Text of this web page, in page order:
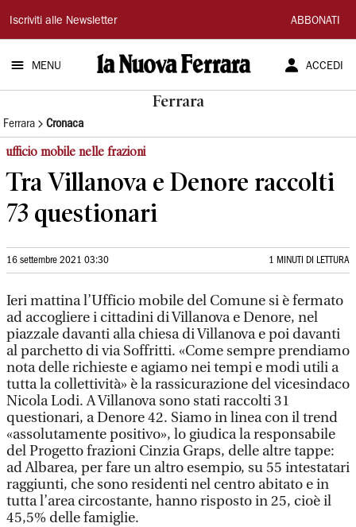
La
Nuova
Ferrara
Iscriviti alle Newsletter ABBONATI
MENU ACCEDI
Ferrara
Ferrara Cronaca
ufficio mobile nelle frazioni
Tra Villanova e Denore raccolti
73 questionari
16 settembre 2021 03:30 1 MINUTI DI LETTURA
Ieri mattina l’Ufficio mobile del Comune si è fermato
ad accogliere i cittadini di Villanova e Denore, nel
piazzale davanti alla chiesa di Villanova e poi davanti
al parchetto di via Soffritti. «Come sempre prendiamo
nota delle richieste e agiamo nei tempi e modi utili a
tutta la collettività» è la rassicurazione del vicesindaco
Nicola Lodi. A Villanova sono stati raccolti 31
questionari, a Denore 42. Siamo in linea con il trend
«assolutamente positivo», lo giudica la responsabile
del Progetto frazioni Cinzia Graps, delle altre tappe:
ad Albarea, per fare un altro esempio, su 55 intestatari
raggiunti, che sono residenti nel centro abitato e in
tutta l’area circostante, hanno risposto in 25, cioè il
45,5% delle famiglie.